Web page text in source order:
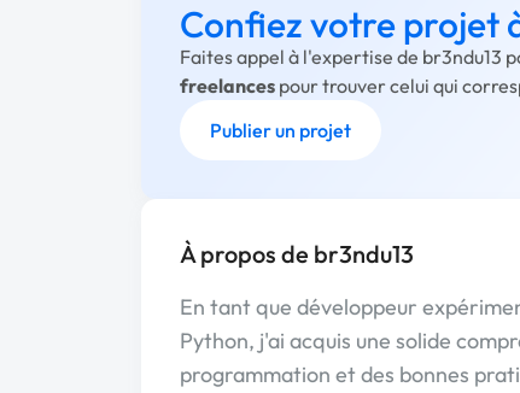
Confiez votre projet
Faites appel à l'expertise de br3ndu13
freelances pour trouver celui qui
Publier un projet
À propos de br3ndu13
En tant que développeur
Python, j'ai acquis une solide
programmation et des bonnes